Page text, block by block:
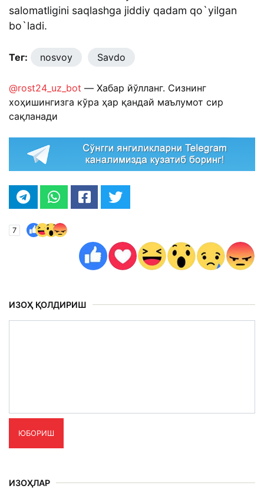
salomatligini saqlashga jiddiy qadam qo`yilgan
bo`ladi.
Тег: nosvoy Savdo
@rost24_uz_bot — Хабар йўлланг. Сизнинг
хоҳишингизга кўра ҳар қандай маълумот сир
сақланади
7
ИЗОҲ ҚОЛДИРИШ
ЮБОРИШ
ИЗОҲЛАР